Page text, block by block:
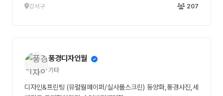
강서구 207
풍경디자인월
기타
디자인&프린팅 (뮤럴월페이퍼/실사롤스크린) 동양화,풍경사진,세